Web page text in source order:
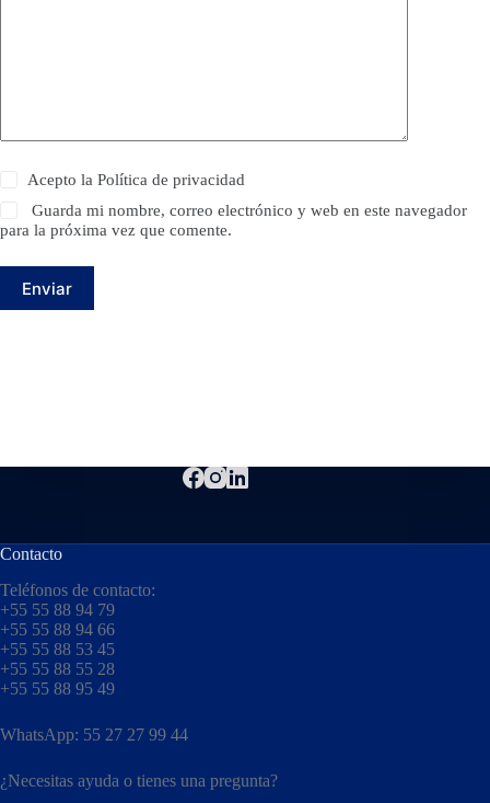
Acepto laPolítica de privacidad
Guarda mi nombre, correo electrónico y web en este navegador
para la próxima vez que comente.
Enviar
Contacto
Teléfonos de contacto:
+55 55 88 94 79
+55 55 88 94 66
+55 55 88 53 45
+55 55 88 55 28
+55 55 88 95 49
WhatsApp: 55 27 27 99 44
¿Necesitas ayuda o tienes una pregunta?